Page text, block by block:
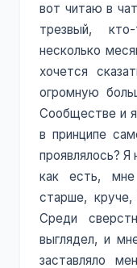
вот читаю в
трезвый,
несколько
хочется
огромную
Сообществе и
в принципе
проявлялось? Я
как есть, мне
старше,
Среди
выглядел, и
заставляло